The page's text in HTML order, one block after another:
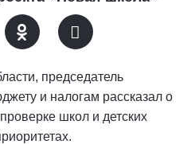
председатель
и налогам рассказал о
школ и детских